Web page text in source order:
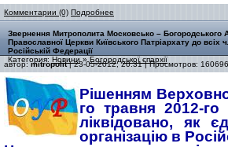
Комментарии (0) Подробнее
Звернення Митрополита Московсько – Богородського
Православної Церкви Київського Патріархату до всіх
Російській Федерації
Категория: Новини » Богородської єпархії
автор:mitropolit| 23-05-2012, 20:31 | Просмотров: 160696
Рішенням
го травня 2012-
ліквідовано, як
організацію в